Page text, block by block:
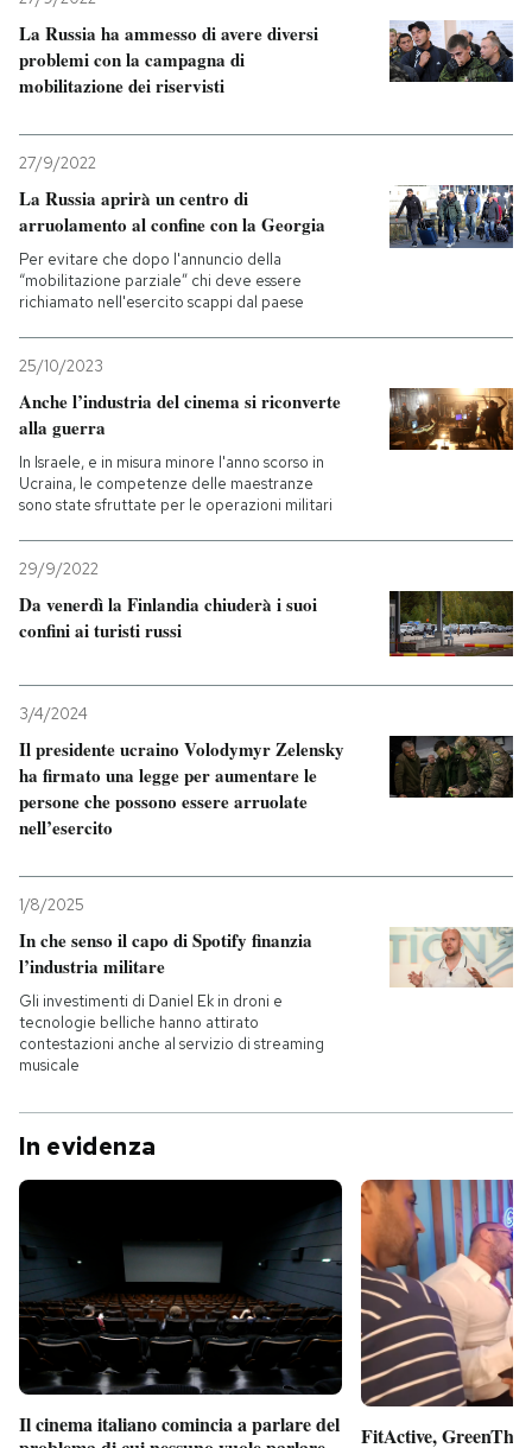
La Russia ha ammesso di avere diversi
problemi con la campagna di
mobilitazione dei riservisti
27/9/2022
La Russia aprirà un centro di
arruolamento al confine con la Georgia
Per evitare che dopo l'annuncio della
“mobilitazione parziale” chi deve essere
richiamato nell'esercito scappi dal paese
25/10/2023
Anche l’industria del cinema si riconverte
alla guerra
In Israele, e in misura minore l'anno scorso in
Ucraina, le competenze delle maestranze
sono state sfruttate per le operazioni militari
29/9/2022
Da venerdì la Finlandia chiuderà i suoi
confini ai turisti russi
3/4/2024
Il presidente ucraino Volodymyr Zelensky
ha firmato una legge per aumentare le
persone che possono essere arruolate
nell’esercito
1/8/2025
In che senso il capo di Spotify finanzia
l’industria militare
Gli investimenti di Daniel Ek in droni e
tecnologie belliche hanno attirato
contestazioni anche al servizio di streaming
musicale
In evidenza
Il cinema italiano comincia a parlare del
FitActive,